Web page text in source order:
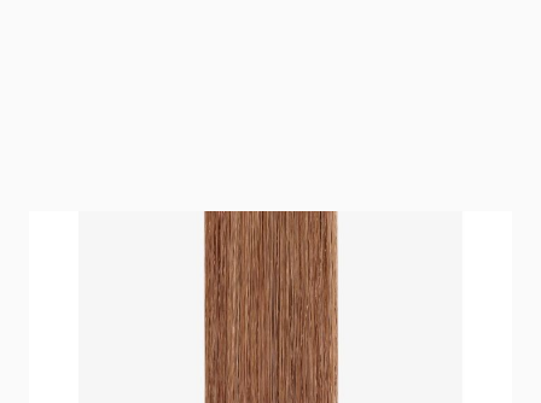
Die hairtalk Plus Tapes vereinen alle Vorteile der
Standard Tapes - mit einem noch unsichtbareren